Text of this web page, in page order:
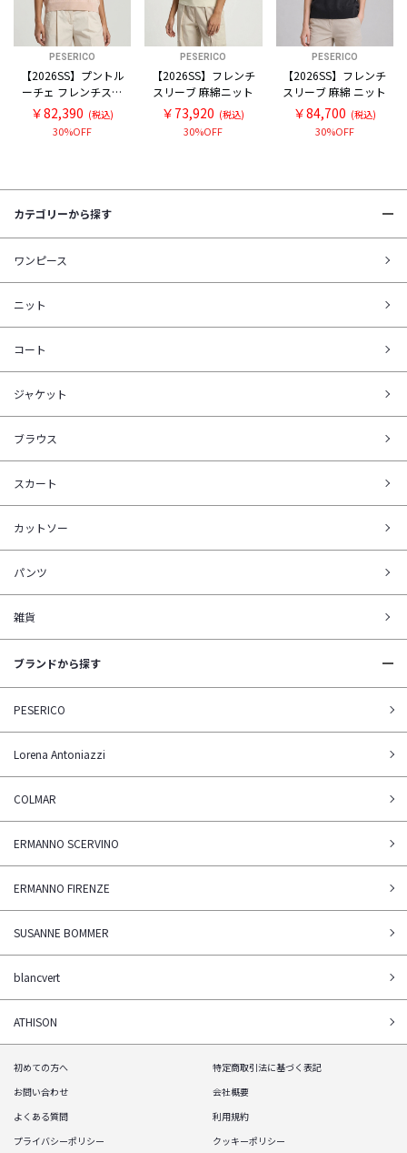
PESERICO
【2026SS】プントル
ーチェ フレンチスリ
ーブ スキッパー麻綿
ニット
￥82,390 (税込)
30%OFF
PESERICO
【2026SS】フレンチ
スリーブ 麻綿ニット
￥73,920 (税込)
30%OFF
PESERICO
【2026SS】フレンチ
スリーブ 麻綿 ニット
￥84,700 (税込)
30%OFF
カテゴリーから探す
ワンピース
ニット
コート
ジャケット
ブラウス
スカート
カットソー
パンツ
雑貨
ブランドから探す
PESERICO
Lorena Antoniazzi
COLMAR
ERMANNO SCERVINO
ERMANNO FIRENZE
SUSANNE BOMMER
blancvert
ATHISON
初めての方へ
特定商取引法に基づく表記
お問い合わせ
会社概要
よくある質問
利用規約
プライバシーポリシー
クッキーポリシー